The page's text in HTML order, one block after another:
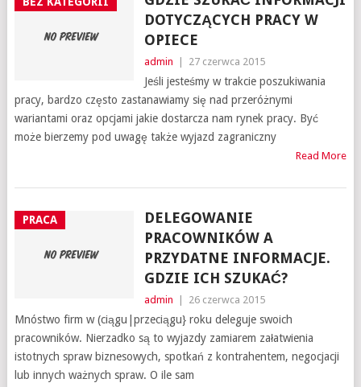
DOTYCZĄCYCH PRACY W
OPIECE
admin 27 czerwca 2015
Jeśli jesteśmy w trakcie poszukiwania
pracy, bardzo często zastanawiamy się nad przeróżnymi
wariantami oraz opcjami jakie dostarcza nam rynek pracy. Być
może bierzemy pod uwagę także wyjazd zagraniczny
Read More
PRACA
DELEGOWANIE
PRACOWNIKÓW A
PRZYDATNE INFORMACJE.
GDZIE ICH SZUKAĆ?
admin 26 czerwca 2015
Mnóstwo firm w (ciągu|przeciągu} roku deleguje swoich
pracowników. Nierzadko są to wyjazdy zamiarem załatwienia
istotnych spraw biznesowych, spotkań z kontrahentem, negocjacji
lub innych ważnych spraw. O ile sam